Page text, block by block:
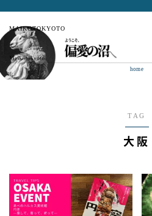
MAIKOTOKYOTO
home
TAG
大阪